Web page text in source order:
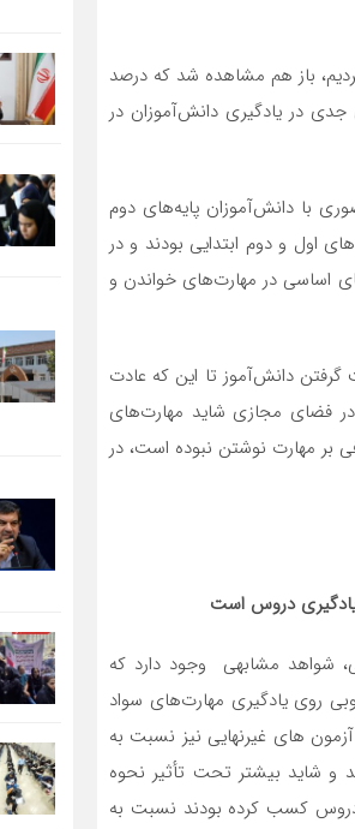
باز هم مشاهده شد که درصد
در یادگیری دانش‌آموزان در
با دانش‌آموزان پایه‌های دوم
اول و دوم ابتدایی بودند و در
اساسی در مهارت‌های خواندن و
گرفتن دانش‌آموز تا این که عادت
فضای مجازی شاید مهارت‌های
بر مهارت نوشتن نبوده است، در
یادگیری دروس است
شواهد مشابهی وجود دارد که
روی یادگیری مهارت‌های سواد
های غیرنهایی نیز نسبت به
و شاید بیشتر تحت تأثیر نحوه
دروس کسب کرده بودند نسبت به